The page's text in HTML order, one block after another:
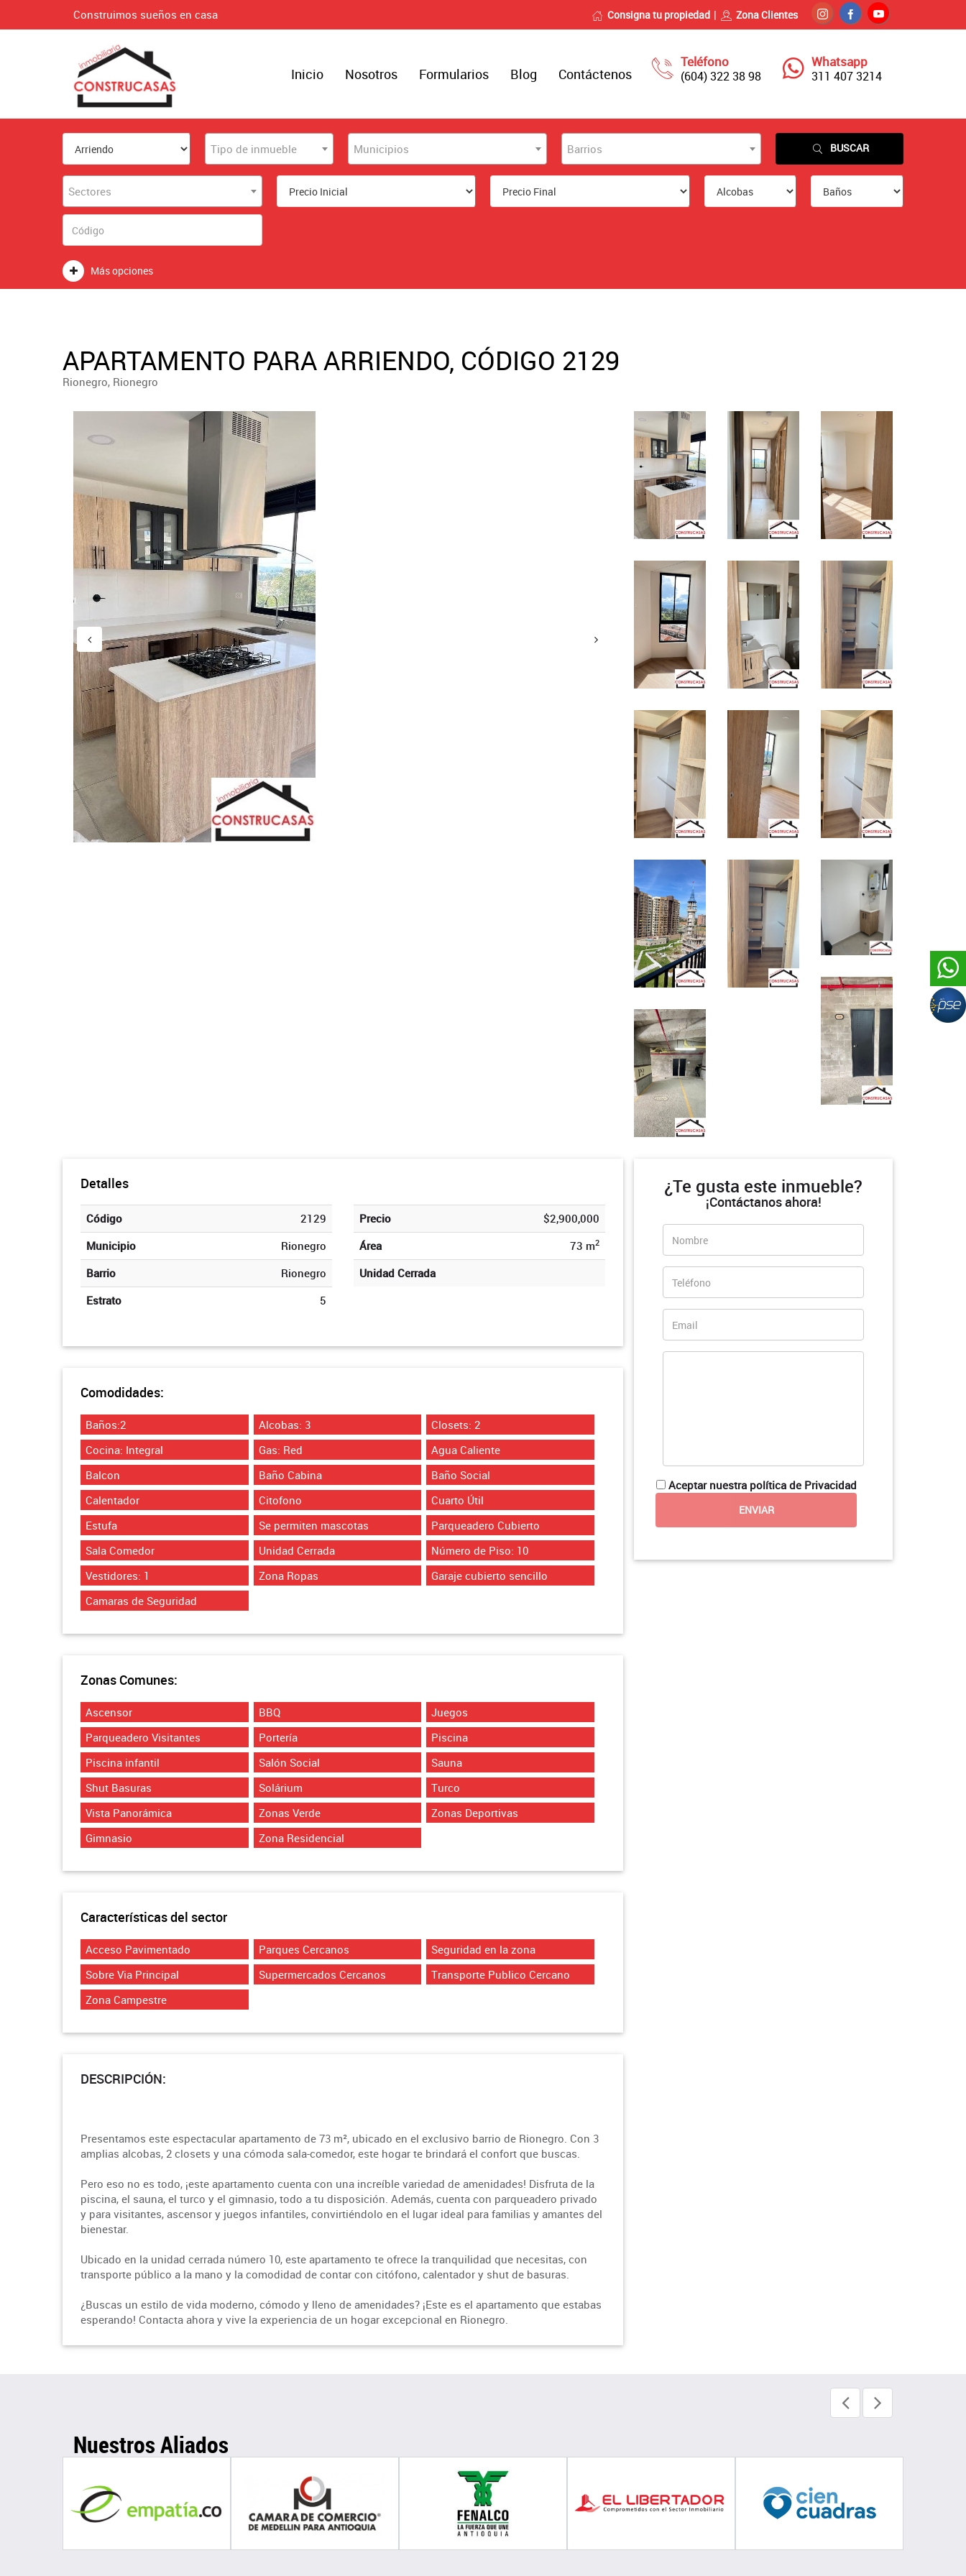
Construimos sueños en casa Consigna tu propiedad Zona Clientes
Teléfono
(604) 322 38 98
Whatsapp
311 407 3214
Inicio Nosotros Formularios Blog Contáctenos
Tipo de inmueble Municipios Barrios BUSCAR
Sectores
Más opciones
APARTAMENTO PARA ARRIENDO, CÓDIGO 2129
Rionegro, Rionegro
Detalles
Código
2129
Municipio
Rionegro
Barrio
Rionegro
Estrato
5
Precio
$2,900,000
Área
73 m2
Unidad Cerrada
Comodidades:
Baños:2 Alcobas: 3
Closets: 2
Cocina: Integral
Gas: Red
Agua Caliente
Balcon
Baño Cabina
Baño Social
Calentador
Citofono
Cuarto Útil
Estufa
Se permiten mascotas
Parqueadero Cubierto
Sala Comedor
Unidad Cerrada
Número de Piso: 10
Vestidores: 1
Zona Ropas
Garaje cubierto sencillo
Camaras de Seguridad
Zonas Comunes:
Ascensor BBQ
Juegos
Parqueadero Visitantes
Portería
Piscina
Piscina infantil
Salón Social
Sauna
Shut Basuras
Solárium
Turco
Vista Panorámica
Zonas Verde
Zonas Deportivas
Gimnasio
Zona Residencial
Características del sector
Acceso Pavimentado Parques Cercanos
Seguridad en la zona
Sobre Via Principal
Supermercados Cercanos
Transporte Publico Cercano
Zona Campestre
DESCRIPCIÓN:
Presentamos este espectacular apartamento de 73 m², ubicado en el exclusivo barrio de Rionegro. Con 3
amplias alcobas, 2 closets y una cómoda sala-comedor, este hogar te brindará el confort que buscas.
Pero eso no es todo, ¡este apartamento cuenta con una increíble variedad de amenidades! Disfruta de la
piscina, el sauna, el turco y el gimnasio, todo a tu disposición. Además, cuenta con parqueadero privado
y para visitantes, ascensor y juegos infantiles, convirtiéndolo en el lugar ideal para familias y amantes del
bienestar.
Ubicado en la unidad cerrada número 10, este apartamento te ofrece la tranquilidad que necesitas, con
transporte público a la mano y la comodidad de contar con citófono, calentador y shut de basuras.
¿Buscas un estilo de vida moderno, cómodo y lleno de amenidades? ¡Este es el apartamento que estabas
esperando! Contacta ahora y vive la experiencia de un hogar excepcional en Rionegro.
¿Te gusta este inmueble?
¡Contáctanos ahora!
Aceptar nuestra política de Privacidad
Nuestros Aliados